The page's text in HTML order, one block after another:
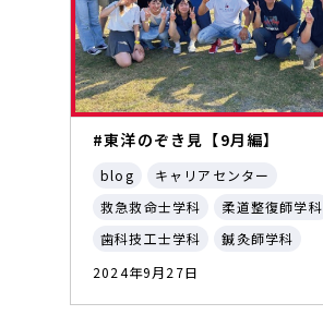
#東洋のぞき見【9月編】
blog
キャリアセンター
救急救命士学科
柔道整復師学科
歯科技工士学科
鍼灸師学科
2024年9月27日